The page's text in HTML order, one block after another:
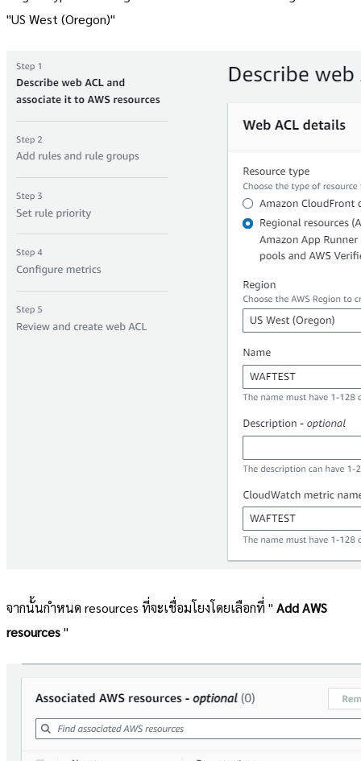
"US West (Oregon)"
จากนั้นกำหนด resources ที่จะเชื่อมโยงโดยเลือกที่ " Add AWS
resources"